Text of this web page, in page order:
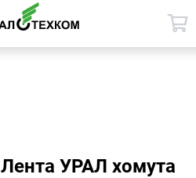
Лента УРАЛ хомута